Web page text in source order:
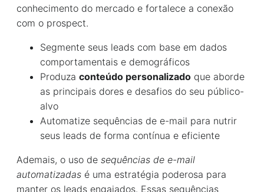
conhecimento do mercado e fortalece a conexão
com o prospect.
Segmente seus leads com base em dados
comportamentais e demográficos
Produza conteúdo personalizado que aborde
as principais dores e desafios do seu público-
alvo
Automatize sequências de e-mail para nutrir
seus leads de forma contínua e eficiente
Ademais, o uso de sequências de e-mail
automatizadas é uma estratégia poderosa para
manter os leads engajados. Essas sequências